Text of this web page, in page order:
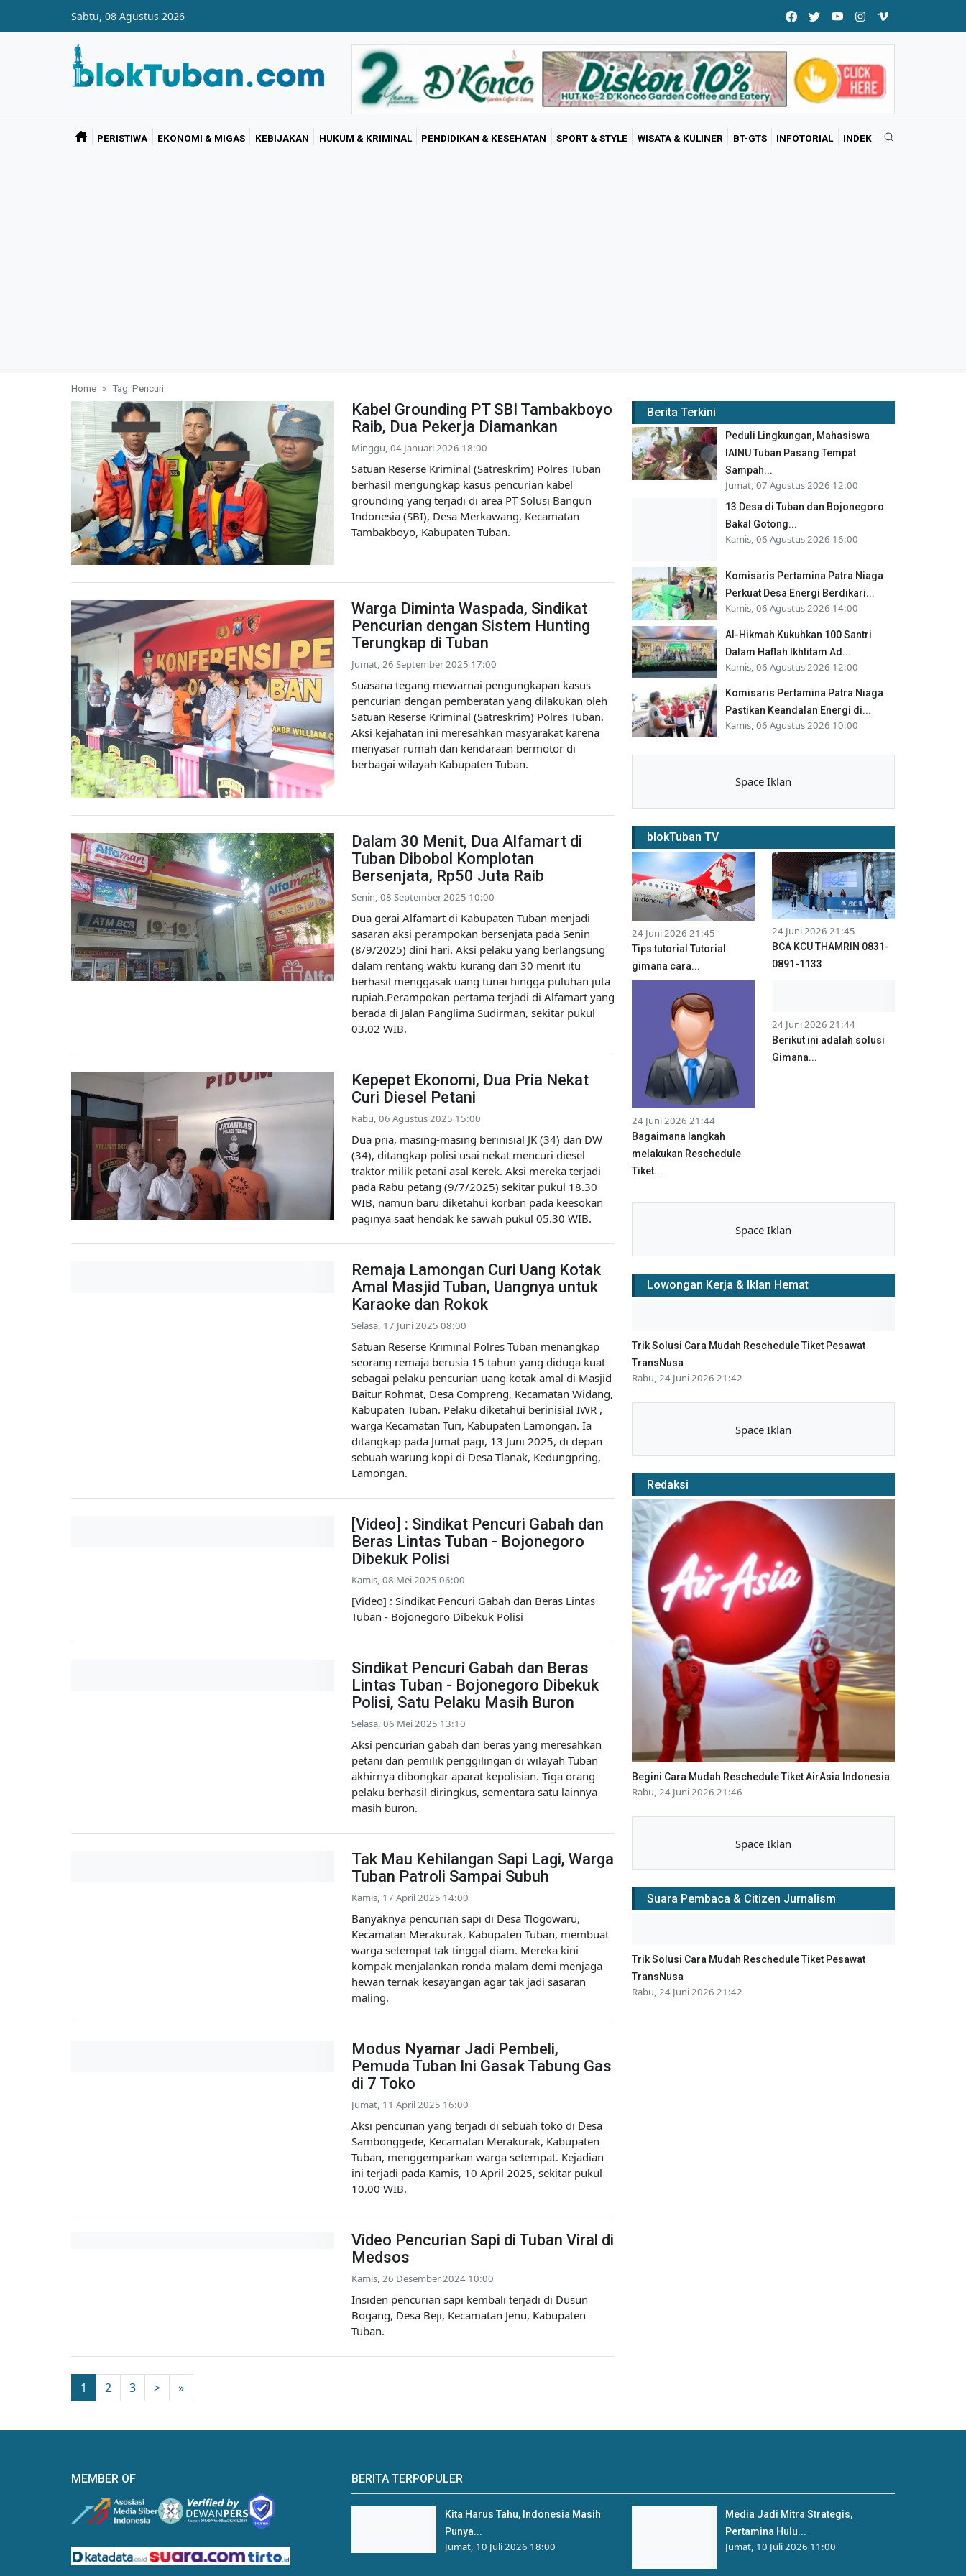
Sabtu, 08 Agustus 2026
PERISTIWA EKONOMI & MIGAS KEBIJAKAN HUKUM & KRIMINAL PENDIDIKAN & KESEHATAN SPORT & STYLE WISATA & KULINER BT-GTS INFOTORIAL INDEK
Home Tag: Pencuri
Kabel Grounding PT SBI Tambakboyo
Raib, Dua Pekerja Diamankan
Minggu, 04 Januari 2026 18:00
Satuan Reserse Kriminal (Satreskrim) Polres Tuban
berhasil mengungkap kasus pencurian kabel
grounding yang terjadi di area PT Solusi Bangun
Indonesia (SBI), Desa Merkawang, Kecamatan
Tambakboyo, Kabupaten Tuban.
Warga Diminta Waspada, Sindikat
Pencurian dengan Sistem Hunting
Terungkap di Tuban
Jumat, 26 September 2025 17:00
Suasana tegang mewarnai pengungkapan kasus
pencurian dengan pemberatan yang dilakukan oleh
Satuan Reserse Kriminal (Satreskrim) Polres Tuban.
Aksi kejahatan ini meresahkan masyarakat karena
menyasar rumah dan kendaraan bermotor di
berbagai wilayah Kabupaten Tuban.
Dalam 30 Menit, Dua Alfamart di
Tuban Dibobol Komplotan
Bersenjata, Rp50 Juta Raib
Senin, 08 September 2025 10:00
Dua gerai Alfamart di Kabupaten Tuban menjadi
sasaran aksi perampokan bersenjata pada Senin
(8/9/2025) dini hari. Aksi pelaku yang berlangsung
dalam rentang waktu kurang dari 30 menit itu
berhasil menggasak uang tunai hingga puluhan juta
rupiah.Perampokan pertama terjadi di Alfamart yang
berada di Jalan Panglima Sudirman, sekitar pukul
03.02 WIB.
Kepepet Ekonomi, Dua Pria Nekat
Curi Diesel Petani
Rabu, 06 Agustus 2025 15:00
Dua pria, masing-masing berinisial JK (34) dan DW
(34), ditangkap polisi usai nekat mencuri diesel
traktor milik petani asal Kerek. Aksi mereka terjadi
pada Rabu petang (9/7/2025) sekitar pukul 18.30
WIB, namun baru diketahui korban pada keesokan
paginya saat hendak ke sawah pukul 05.30 WIB.
Remaja Lamongan Curi Uang Kotak
Amal Masjid Tuban, Uangnya untuk
Karaoke dan Rokok
Selasa, 17 Juni 2025 08:00
Satuan Reserse Kriminal Polres Tuban menangkap
seorang remaja berusia 15 tahun yang diduga kuat
sebagai pelaku pencurian uang kotak amal di Masjid
Baitur Rohmat, Desa Compreng, Kecamatan Widang,
Kabupaten Tuban. Pelaku diketahui berinisial IWR ,
warga Kecamatan Turi, Kabupaten Lamongan. Ia
ditangkap pada Jumat pagi, 13 Juni 2025, di depan
sebuah warung kopi di Desa Tlanak, Kedungpring,
Lamongan.
[Video] : Sindikat Pencuri Gabah dan
Beras Lintas Tuban - Bojonegoro
Dibekuk Polisi
Kamis, 08 Mei 2025 06:00
[Video] : Sindikat Pencuri Gabah dan Beras Lintas
Tuban - Bojonegoro Dibekuk Polisi
Sindikat Pencuri Gabah dan Beras
Lintas Tuban - Bojonegoro Dibekuk
Polisi, Satu Pelaku Masih Buron
Selasa, 06 Mei 2025 13:10
Aksi pencurian gabah dan beras yang meresahkan
petani dan pemilik penggilingan di wilayah Tuban
akhirnya dibongkar aparat kepolisian. Tiga orang
pelaku berhasil diringkus, sementara satu lainnya
masih buron.
Tak Mau Kehilangan Sapi Lagi, Warga
Tuban Patroli Sampai Subuh
Kamis, 17 April 2025 14:00
Banyaknya pencurian sapi di Desa Tlogowaru,
Kecamatan Merakurak, Kabupaten Tuban, membuat
warga setempat tak tinggal diam. Mereka kini
kompak menjalankan ronda malam demi menjaga
hewan ternak kesayangan agar tak jadi sasaran
maling.
Modus Nyamar Jadi Pembeli,
Pemuda Tuban Ini Gasak Tabung Gas
di 7 Toko
Jumat, 11 April 2025 16:00
Aksi pencurian yang terjadi di sebuah toko di Desa
Sambonggede, Kecamatan Merakurak, Kabupaten
Tuban, menggemparkan warga setempat. Kejadian
ini terjadi pada Kamis, 10 April 2025, sekitar pukul
10.00 WIB.
Video Pencurian Sapi di Tuban Viral di
Medsos
Kamis, 26 Desember 2024 10:00
Insiden pencurian sapi kembali terjadi di Dusun
Bogang, Desa Beji, Kecamatan Jenu, Kabupaten
Tuban.
1 2 3 > »
Berita Terkini
Peduli Lingkungan, Mahasiswa
IAINU Tuban Pasang Tempat
Sampah...
Jumat, 07 Agustus 2026 12:00
13 Desa di Tuban dan Bojonegoro
Bakal Gotong...
Kamis, 06 Agustus 2026 16:00
Komisaris Pertamina Patra Niaga
Perkuat Desa Energi Berdikari...
Kamis, 06 Agustus 2026 14:00
Al-Hikmah Kukuhkan 100 Santri
Dalam Haflah Ikhtitam Ad...
Kamis, 06 Agustus 2026 12:00
Komisaris Pertamina Patra Niaga
Pastikan Keandalan Energi di...
Kamis, 06 Agustus 2026 10:00
Space Iklan
blokTuban TV
24 Juni 2026 21:45
Tips tutorial Tutorial
gimana cara...
24 Juni 2026 21:45
BCA KCU THAMRIN 0831-
0891-1133
24 Juni 2026 21:44
Bagaimana langkah
melakukan Reschedule
Tiket...
24 Juni 2026 21:44
Berikut ini adalah solusi
Gimana...
Space Iklan
Lowongan Kerja & Iklan Hemat
Trik Solusi Cara Mudah Reschedule Tiket Pesawat
TransNusa
Rabu, 24 Juni 2026 21:42
Space Iklan
Redaksi
Begini Cara Mudah Reschedule Tiket AirAsia Indonesia
Rabu, 24 Juni 2026 21:46
Space Iklan
Suara Pembaca & Citizen Jurnalism
Trik Solusi Cara Mudah Reschedule Tiket Pesawat
TransNusa
Rabu, 24 Juni 2026 21:42
MEMBER OF BERITA TERPOPULER
Kita Harus Tahu, Indonesia Masih
Punya...
Jumat, 10 Juli 2026 18:00
Media Jadi Mitra Strategis,
Pertamina Hulu...
Jumat, 10 Juli 2026 11:00